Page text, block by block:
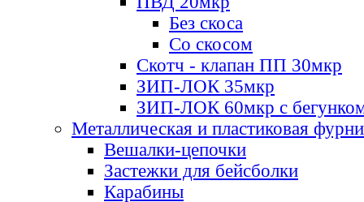
Без скоса
Со скосом
Скотч - клапан ПП 30мкр
ЗИП-ЛОК 35мкр
ЗИП-ЛОК 60мкр с
Металлическая и пластиковая
Вешалки-цепочки
Застежки для бейсболки
Карабины